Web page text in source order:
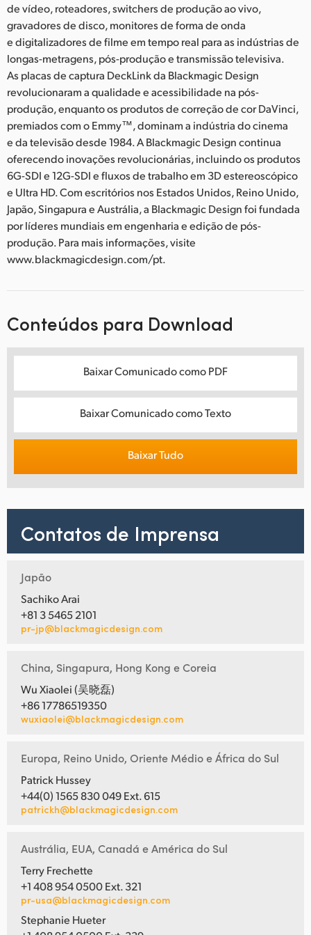
de vídeo, roteadores, switchers de produção ao vivo,
gravadores de disco, monitores de forma de onda
e digitalizadores de filme em tempo real para as indústrias de
longas-metragens, pós-produção e transmissão televisiva.
As placas de captura DeckLink da Blackmagic Design
revolucionaram a qualidade e acessibilidade na pós-
produção, enquanto os produtos de correção de cor DaVinci,
premiados com o Emmy™, dominam a indústria do cinema
e da televisão desde 1984. A Blackmagic Design continua
oferecendo inovações revolucionárias, incluindo os produtos
6G-SDI e 12G-SDI e fluxos de trabalho em 3D estereoscópico
e Ultra HD. Com escritórios nos Estados Unidos, Reino Unido,
Japão, Singapura e Austrália, a Blackmagic Design foi fundada
por líderes mundiais em engenharia e edição de pós-
produção. Para mais informações, visite
www.blackmagicdesign.com/pt.
Conteúdos para Download
Baixar Comunicado como PDF
Baixar Comunicado como Texto
Baixar Tudo
Contatos de Imprensa
Japão
Sachiko Arai
+81 3 5465 2101
pr-jp@blackmagicdesign.com
China, Singapura, Hong Kong e Coreia
Wu Xiaolei (吴晓磊)
+86 17786519350
wuxiaolei@blackmagicdesign.com
Europa, Reino Unido, Oriente Médio e África do Sul
Patrick Hussey
+44(0) 1565 830 049 Ext. 615
patrickh@blackmagicdesign.com
Austrália, EUA, Canadá e América do Sul
Terry Frechette
+1 408 954 0500 Ext. 321
pr-usa@blackmagicdesign.com
Stephanie Hueter